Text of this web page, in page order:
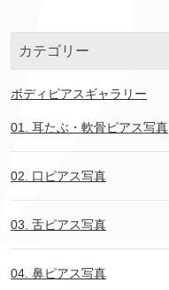
カテゴリー
ボディピアスギャラリー
01. 耳たぶ・軟骨ピアス写真
02. 口ピアス写真
03. 舌ピアス写真
04. 鼻ピアス写真